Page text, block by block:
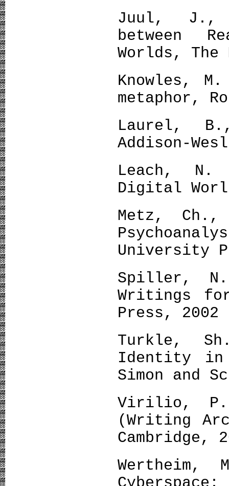
Juul, J.,
between
Worlds, The
Knowles,
metaphor,
Laurel,
Addison-
Leach,
Digital
Metz,
University
Spiller,
Writings
Press, 2002
Turkle,
Identity
Simon and
Virilio, P.,
(Writing
Cambridge,